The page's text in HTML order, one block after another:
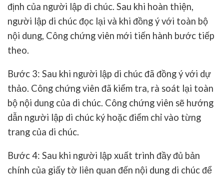
định của người lập di chúc. Sau khi hoàn thiện,
người lập di chúc đọc lại và khi đồng ý với toàn bộ
nội dung, Công chứng viên mới tiến hành bước tiếp
theo.
Bước 3: Sau khi người lập di chúc đã đồng ý với dự
thảo. Công chứng viên đã kiểm tra, rà soát lại toàn
bộ nội dung của di chúc. Công chứng viên sẽ hướng
dẫn người lập di chúc ký hoặc điểm chỉ vào từng
trang của di chúc.
Bước 4: Sau khi người lập xuất trình đầy đủ bản
chính của giấy tờ liên quan đến nội dung di chúc để